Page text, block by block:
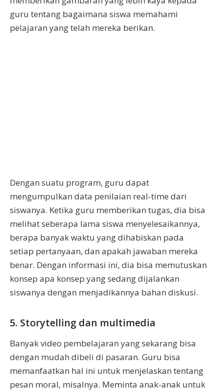
guru tentang bagaimana siswa memahami
pelajaran yang telah mereka berikan.
Dengan suatu program, guru dapat
mengumpulkan data penilaian real-time dari
siswanya. Ketika guru memberikan tugas, dia bisa
melihat seberapa lama siswa menyelesaikannya,
berapa banyak waktu yang dihabiskan pada
setiap pertanyaan, dan apakah jawaban mereka
benar. Dengan informasi ini, dia bisa memutuskan
konsep apa konsep yang sedang dijalankan
siswanya dengan menjadikannya bahan diskusi.
5. Storytelling dan multimedia
Banyak video pembelajaran yang sekarang bisa
dengan mudah dibeli di pasaran. Guru bisa
memanfaatkan hal ini untuk menjelaskan tentang
pesan moral, misalnya. Meminta anak-anak untuk